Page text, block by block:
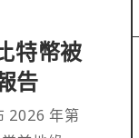
特幣被
告
2026 年第